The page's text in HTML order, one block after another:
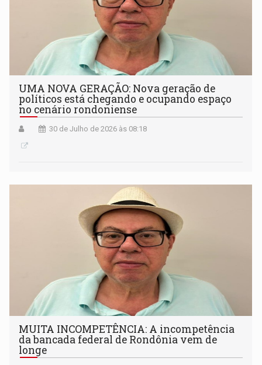
UMA NOVA GERAÇÃO: Nova geração de
políticos está chegando e ocupando espaço
no cenário rondoniense
30 de Julho de 2026 às 08:18
MUITA INCOMPETÊNCIA: A incompetência
da bancada federal de Rondônia vem de
longe